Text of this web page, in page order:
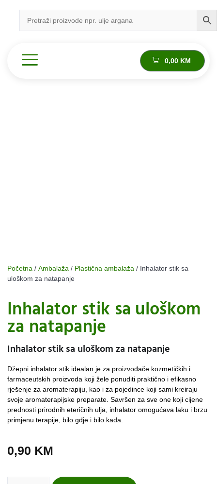
0,00 KM
Početna / Ambalaža / Plastična ambalaža / Inhalator stik sa
uloškom za natapanje
Inhalator stik sa uloškom
za natapanje
Inhalator stik sa uloškom za natapanje
Džepni inhalator stik idealan je za proizvođače kozmetičkih i
farmaceutskih proizvoda koji žele ponuditi praktično i efikasno
rješenje za aromaterapiju, kao i za pojedince koji sami kreiraju
svoje aromaterapijske preparate. Savršen za sve one koji cijene
prednosti prirodnih eteričnih ulja, inhalator omogućava laku i brzu
primjenu terapije, bilo gdje i bilo kada.
0,90 KM